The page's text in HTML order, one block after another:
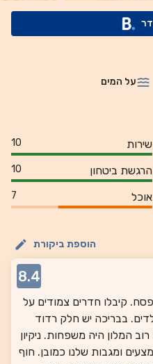
על המים
שירות 10
הרגשת ביטחון 10
אוכל 7
הוספת ביקורת
8.4
בפסח. קיבלו חדרים צמודים על
בבריכה יש חלק רדוד
המלון היה משפחות. ניקיון
ומגבות שלנו כמובן. חוף